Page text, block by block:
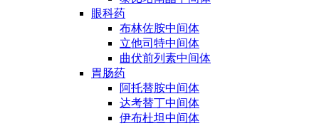
眼科药
布林佐胺中间体
立他司特中间体
曲伏前列素中间体
胃肠药
阿托替胺中间体
达考替丁中间体
伊布杜坦中间体